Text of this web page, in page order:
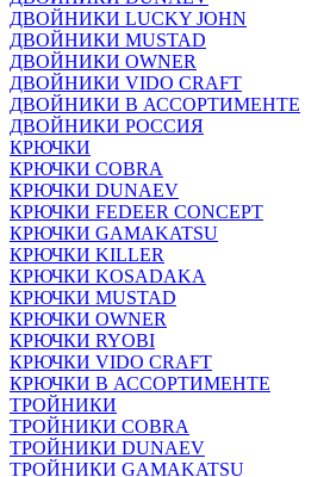
ДВОЙНИКИ LUCKY JOHN
ДВОЙНИКИ MUSTAD
ДВОЙНИКИ OWNER
ДВОЙНИКИ VIDO CRAFT
ДВОЙНИКИ В АССОРТИМЕНТЕ
ДВОЙНИКИ РОССИЯ
КРЮЧКИ
КРЮЧКИ COBRA
КРЮЧКИ DUNAEV
КРЮЧКИ FEDEER CONCEPT
КРЮЧКИ GAMAKATSU
КРЮЧКИ KILLER
КРЮЧКИ KOSADAKA
КРЮЧКИ MUSTAD
КРЮЧКИ OWNER
КРЮЧКИ RYOBI
КРЮЧКИ VIDO CRAFT
КРЮЧКИ В АССОРТИМЕНТЕ
ТРОЙНИКИ
ТРОЙНИКИ COBRA
ТРОЙНИКИ DUNAEV
ТРОЙНИКИ GAMAKATSU